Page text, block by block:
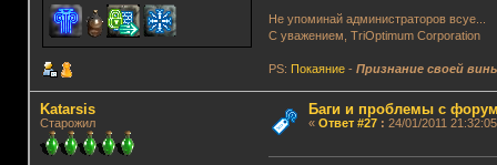
Не упоминай администраторов всуе...
С уважением, TriOptimum Corporation
PS: Покаяние -Признание своей
Katarsis
Старожил
Баги и проблемы с
« Ответ #27: 24/01/2011